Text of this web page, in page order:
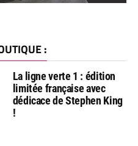
:
La ligne verte 1 : édition
limitée française avec
dédicace de Stephen King
!